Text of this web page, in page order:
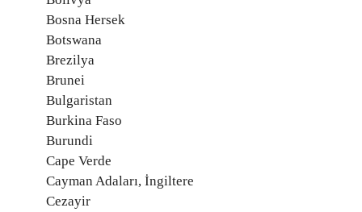
Bosna Hersek
Botswana
Brezilya
Brunei
Bulgaristan
Burkina Faso
Burundi
Cape Verde
Cayman Adaları, İngiltere
Cezayir